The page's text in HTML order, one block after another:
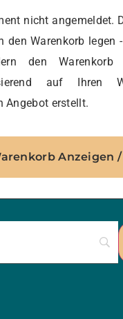
nicht angemeldet.
den Warenkorb legen
den Warenkorb
auf Ihren
Angebot erstellt.
Anzeigen